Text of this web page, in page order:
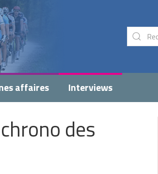
affaires Interviews
des